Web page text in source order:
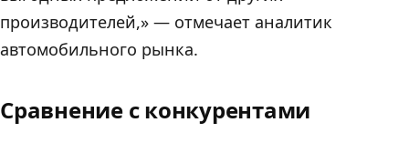
производителей,» — отмечает аналитик
автомобильного рынка.
Сравнение с конкурентами